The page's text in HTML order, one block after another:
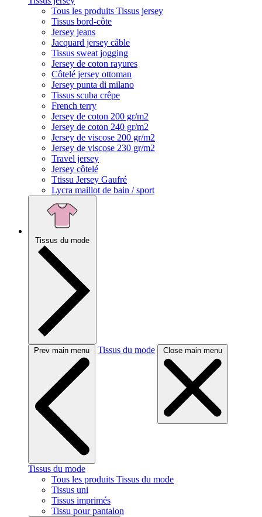
Tous les produits Tissus jersey
Tissus bord-côte
Jersey jeans
Jacquard jersey câble
Tissus sweat jogging
Jersey de coton rayures
Côtelé jersey ottoman
Jersey punta di milano
Tissus scuba crêpe
French terry
Jersey de coton 200 gr/m2
Jersey de coton 240 gr/m2
Jersey de viscose 200 gr/m2
Jersey de viscose 230 gr/m2
Travel jersey
Jersey côtelé
Ttissu Jersey Gaufré
Lycra maillot de bain / sport
Tissus du mode
Prev main menu Tissus du mode Close main menu
Tissus du mode
Tous les produits Tissus du mode
Tissus uni
Tissus imprimés
Tissu pour pantalon